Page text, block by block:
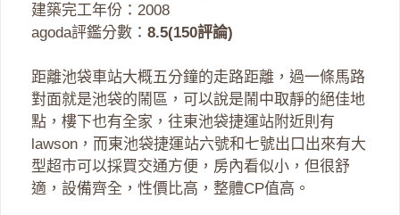
建築完工年份：2008
agoda評鑑分數： 8.5(150評論)
距離池袋車站大概五分鐘的走路距離，過一條馬路
對面就是池袋的鬧區，可以說是鬧中取靜的絕佳地
點，樓下也有全家，往東池袋捷運站附近則有
lawson，而東池袋捷運站六號和七號出口出來有大
型超市可以採買交通方便，房內看似小，但很舒
適，設備齊全，性價比高，整體CP值高。